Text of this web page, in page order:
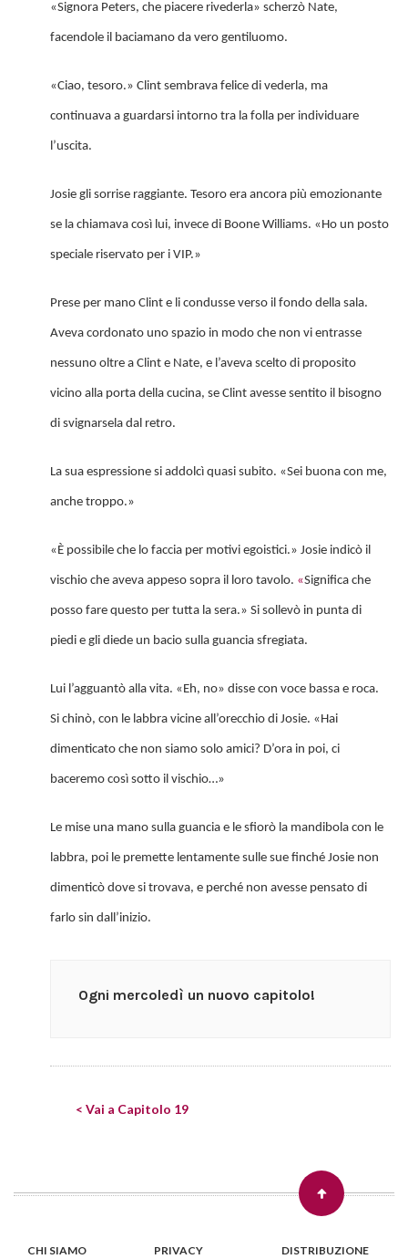
«Signora Peters, che piacere rivederla» scherzò Nate,
facendole il baciamano da vero gentiluomo.
«Ciao, tesoro.» Clint sembrava felice di vederla, ma
continuava a guardarsi intorno tra la folla per individuare
l’uscita.
Josie gli sorrise raggiante. Tesoro era ancora più emozionante
se la chiamava così lui, invece di Boone Williams. «Ho un posto
speciale riservato per i VIP.»
Prese per mano Clint e li condusse verso il fondo della sala.
Aveva cordonato uno spazio in modo che non vi entrasse
nessuno oltre a Clint e Nate, e l’aveva scelto di proposito
vicino alla porta della cucina, se Clint avesse sentito il bisogno
di svignarsela dal retro.
La sua espressione si addolcì quasi subito. «Sei buona con me,
anche troppo.»
«È possibile che lo faccia per motivi egoistici.» Josie indicò il
vischio che aveva appeso sopra il loro tavolo. «Significa che
posso fare questo per tutta la sera.» Si sollevò in punta di
piedi e gli diede un bacio sulla guancia sfregiata.
Lui l’agguantò alla vita. «Eh, no» disse con voce bassa e roca.
Si chinò, con le labbra vicine all’orecchio di Josie. «Hai
dimenticato che non siamo solo amici? D’ora in poi, ci
baceremo così sotto il vischio…»
Le mise una mano sulla guancia e le sfiorò la mandibola con le
labbra, poi le premette lentamente sulle sue finché Josie non
dimenticò dove si trovava, e perché non avesse pensato di
farlo sin dall’inizio.
Ogni mercoledì un nuovo capitolo!
< Vai a Capitolo 19
CHI SIAMO PRIVACY DISTRIBUZIONE